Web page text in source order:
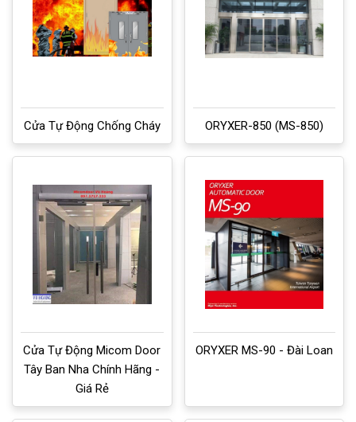
Cửa Tự Động Chống Cháy ORYXER-850 (MS-850)
Cửa Tự Động Micom Door
Tây Ban Nha Chính Hãng -
Giá Rẻ
ORYXER MS-90 - Đài Loan